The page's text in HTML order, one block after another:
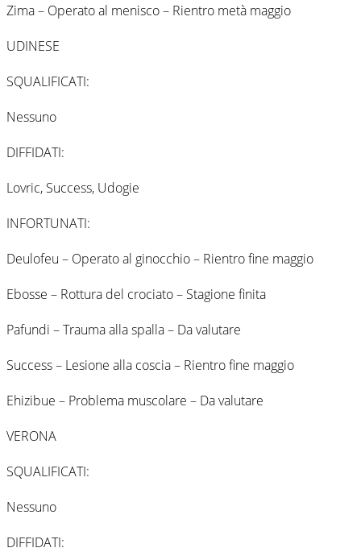
Zima – Operato al menisco – Rientro metà maggio
UDINESE
SQUALIFICATI:
Nessuno
DIFFIDATI:
Lovric, Success, Udogie
INFORTUNATI:
Deulofeu – Operato al ginocchio – Rientro fine maggio
Ebosse – Rottura del crociato – Stagione finita
Pafundi – Trauma alla spalla – Da valutare
Success – Lesione alla coscia – Rientro fine maggio
Ehizibue – Problema muscolare – Da valutare
VERONA
SQUALIFICATI:
Nessuno
DIFFIDATI: